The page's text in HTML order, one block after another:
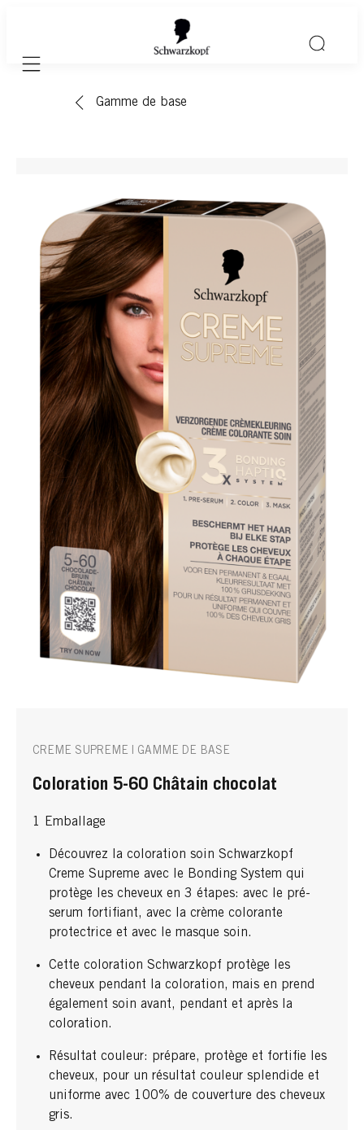
Mobile navigation
Gamme de base
CREME SUPREME | GAMME DE BASE
Coloration 5-60 Châtain chocolat
1 Emballage
Découvrez la coloration soin Schwarzkopf
Creme Supreme avec le Bonding System qui
protège les cheveux en 3 étapes: avec le pré-
serum fortifiant, avec la crème colorante
protectrice et avec le masque soin.
Cette coloration Schwarzkopf protège les
cheveux pendant la coloration, mais en prend
également soin avant, pendant et après la
coloration.
Résultat couleur: prépare, protège et fortifie les
cheveux, pour un résultat couleur splendide et
uniforme avec 100% de couverture des cheveux
gris.